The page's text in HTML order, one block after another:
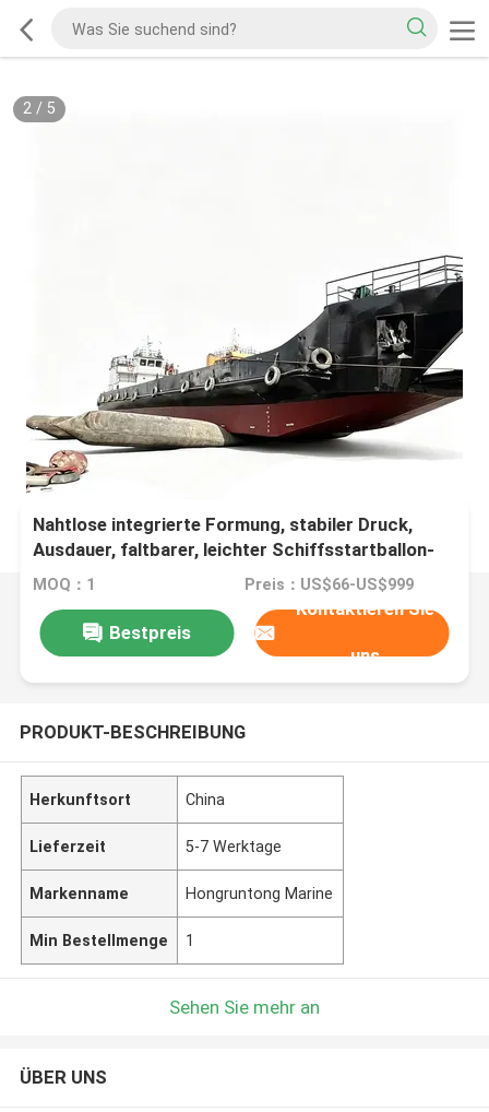
2/ 5
Nahtlose integrierte Formung, stabiler Druck,
Ausdauer, faltbarer, leichter Schiffsstartballon-
Marine-Airbag
MOQ：1 Preis：US$66-US$999
Bestpreis
Kontaktieren Sie
uns
PRODUKT-BESCHREIBUNG
Herkunftsort China
Lieferzeit 5-7 Werktage
Markenname Hongruntong Marine
Min Bestellmenge 1
Sehen Sie mehr an
ÜBER UNS